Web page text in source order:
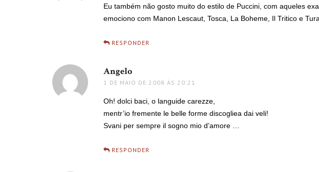
Eu também não gosto muito do estilo de Puccini, com aqueles
emociono com Manon Lescaut, Tosca, La Boheme, Il Tritico e
RESPONDER
Angelo
1 DE MAIO DE 2008 ÀS 20:21
Oh! dolci baci, o languide carezze,
mentr’io fremente le belle forme discogliea dai veli!
Svani per sempre il sogno mio d’amore …
RESPONDER